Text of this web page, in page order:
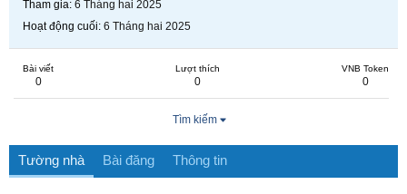
Tham gia 6 Tháng hai 2025
Hoạt động cuối 6 Tháng hai 2025
Bài viết
0
Lượt thích
0
VNB Token
0
Tìm kiếm
Tường nhà Bài đăng Thông tin